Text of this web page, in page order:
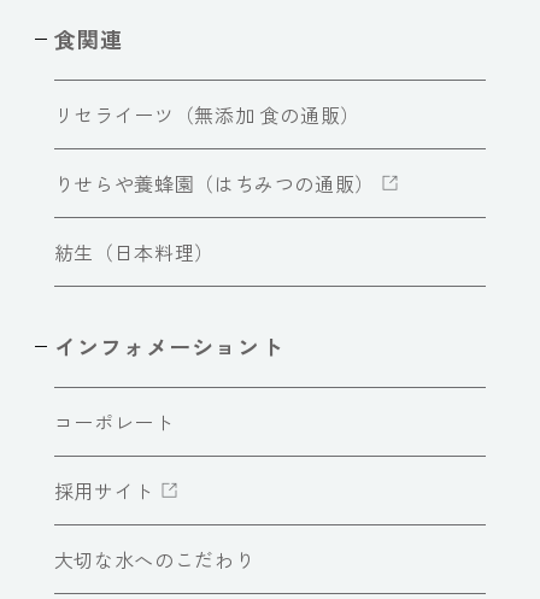
食関連
リセライーツ（無添加 食の通販）
りせらや養蜂園（はちみつの通販）
紡生（日本料理）
インフォメーショント
コーポレート
採用サイト
大切な水へのこだわり